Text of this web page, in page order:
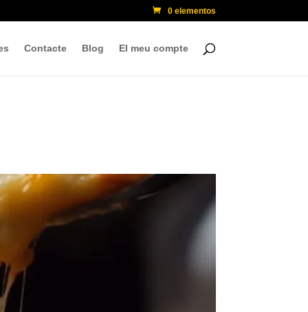
0 elementos
Contacte Blog El meu compte